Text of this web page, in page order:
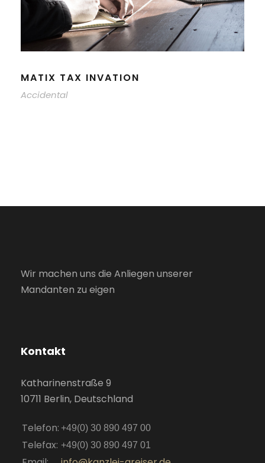
MATIX TAX INVATION
Accidental
Wir machen uns die Anliegen unserer
Mandanten zu eigen
Kontakt
Katharinenstraße 9
10711 Berlin, Deutschland
Telefon: +49(0) 30 890 497 00
Telefax: +49(0) 30 890 497 01